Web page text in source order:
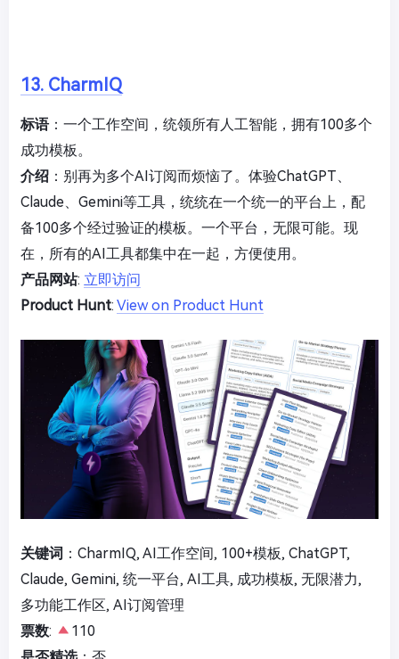
13. CharmIQ
标语：一个工作空间，统领所有人工智能，拥有100多个
成功模板。
介绍 ：别再为多个AI订阅而烦恼了。体验ChatGPT、
Claude、Gemini等工具，统统在一个统一的平台上，配
备100多个经过验证的模板。一个平台，无限可能。现
在，所有的AI工具都集中在一起，方便使用。
产品网站: 立即访问
Product Hunt: View on Product Hunt
关键词 ：CharmIQ, AI工作空间, 100+模板, ChatGPT,
Claude, Gemini, 统一平台, AI工具, 成功模板, 无限潜力,
多功能工作区, AI订阅管理
票数:
110